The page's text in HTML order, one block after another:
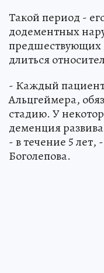
Такой период -
додементных
длиться
- Каждый
Альцгеймера,
стадию. У
деменция
- в течение 5 лет,
Боголепова.